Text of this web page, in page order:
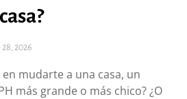
2026
mudarte a una casa, un
más grande o más chico? ¿O